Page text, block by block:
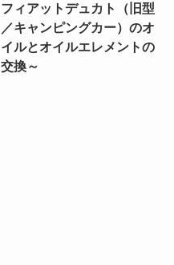
フィアットデュカト（旧型
／キャンピングカー）のオ
イルとオイルエレメントの
交換～